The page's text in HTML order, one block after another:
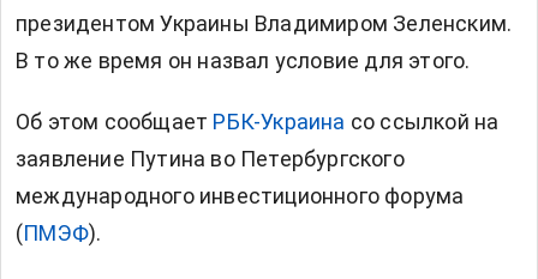
президентом Украины Владимиром Зеленским.
В то же время он назвал условие для этого.
Об этом сообщает РБК-Украина со ссылкой на
заявление Путина во Петербургского
международного инвестиционного форума
(ПМЭФ).